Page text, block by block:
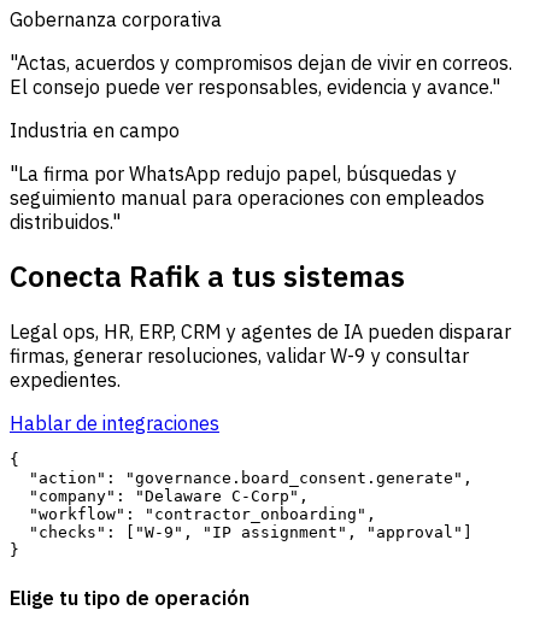
Gobernanza corporativa
"Actas, acuerdos y compromisos dejan de vivir en correos.
El consejo puede ver responsables, evidencia y avance."
Industria en campo
"La firma por WhatsApp redujo papel, búsquedas y
seguimiento manual para operaciones con empleados
distribuidos."
Conecta Rafik a tus sistemas
Legal ops, HR, ERP, CRM y agentes de IA pueden disparar
firmas, generar resoluciones, validar W-9 y consultar
expedientes.
Hablar de integraciones
{
  "action": "governance.board_consent.generate",
  "company": "Delaware C-Corp",
  "workflow": "contractor_onboarding",
  "checks": ["W-9", "IP assignment", "approval"]
Elige tu tipo de operación